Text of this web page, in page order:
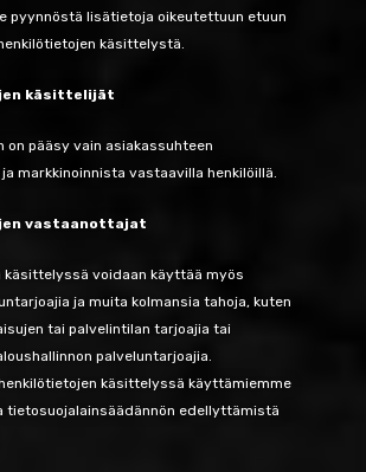
pyynnöstä lisätietoja oikeutettuun etuun
käsittelystä.
käsittelijät
on pääsy vain asiakassuhteen
markkinoinnista vastaavilla henkilöillä.
vastaanottajat
käsittelyssä voidaan käyttää myös
ja muita kolmansia tahoja, kuten
tai palvelintilan tarjoajia tai
palveluntarjoajia.
käsittelyssä käyttämiemme
tietosuojalainsäädännön edellyttämistä